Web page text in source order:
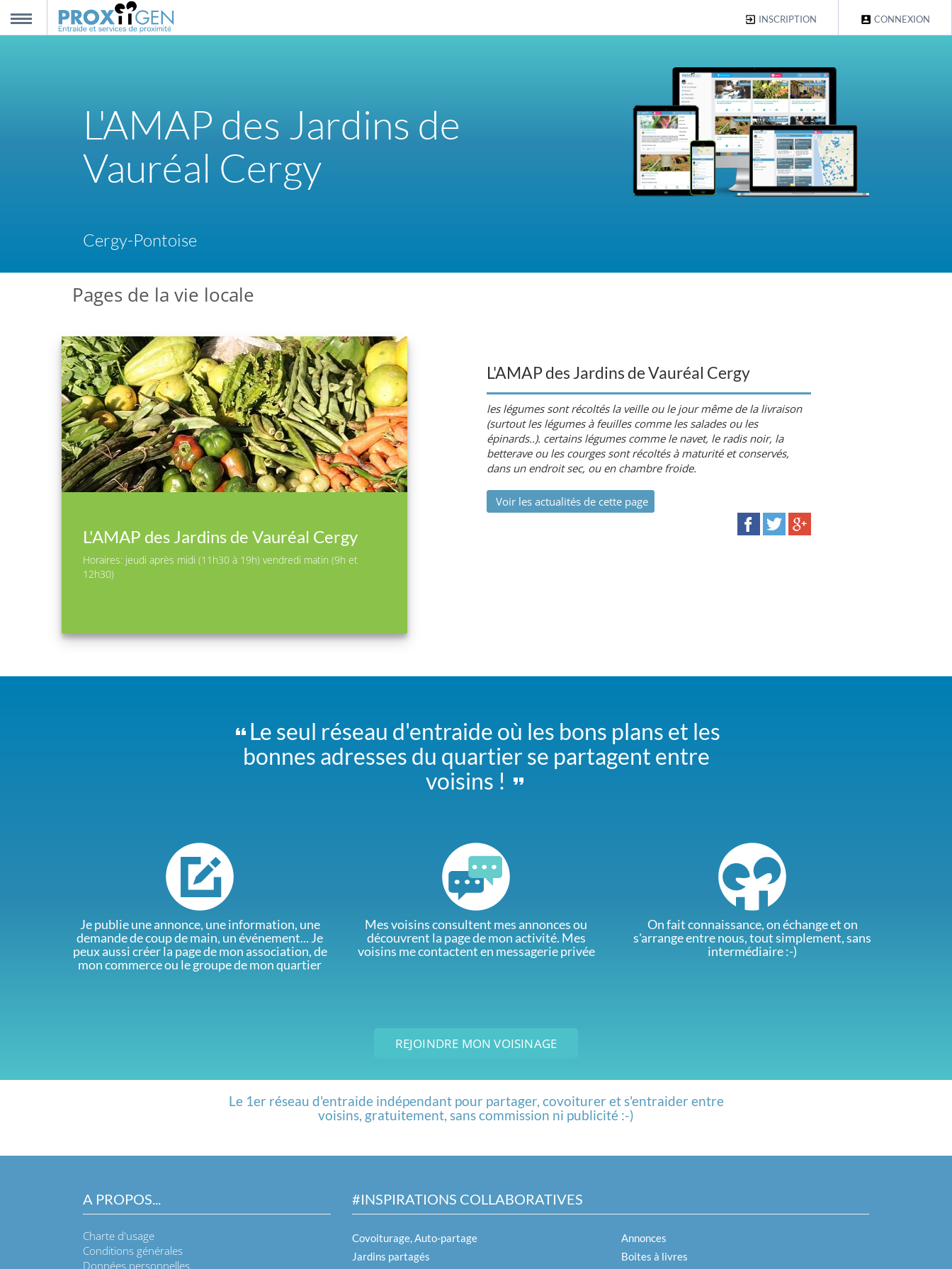
CONNEXION
INSCRIPTION
L'AMAP des Jardins de
Vauréal Cergy
Cergy-Pontoise
Pages de la vie locale
L'AMAP des Jardins de Vauréal Cergy
Horaires: jeudi après midi (11h30 à 19h) vendredi matin (9h et
12h30)
L'AMAP des Jardins de Vauréal Cergy
les légumes sont récoltés la veille ou le jour même de la livraison
(surtout les légumes à feuilles comme les salades ou les
épinards..). certains légumes comme le navet, le radis noir, la
betterave ou les courges sont récoltés à maturité et conservés,
dans un endroit sec, ou en chambre froide.
Voir les actualités de cette page
Le seul réseau d'entraide où les bons plans et les
bonnes adresses du quartier se partagent entre
voisins !
Je publie une annonce, une information, une
demande de coup de main, un événement... Je
peux aussi créer la page de mon association, de
mon commerce ou le groupe de mon quartier
Mes voisins consultent mes annonces ou
découvrent la page de mon activité. Mes
voisins me contactent en messagerie privée
On fait connaissance, on échange et on
s'arrange entre nous, tout simplement, sans
intermédiaire :-)
REJOINDRE MON VOISINAGE
Le 1er réseau d'entraide indépendant pour partager, covoiturer et s'entraider entre
voisins, gratuitement, sans commission ni publicité :-)
A PROPOS...
Charte d'usage
Conditions générales
Données personnelles
#INSPIRATIONS COLLABORATIVES
Covoiturage, Auto-partage
Annonces
Jardins partagés
Boites à livres